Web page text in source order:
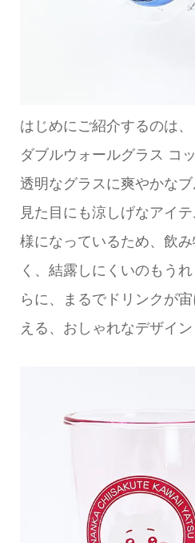
はじめにご紹介するのは
ダブルウォールグラス コ
透明なグラスに爽やかなブ
見た目にも涼しげなアイ
様になっているため、飲
く、結露しにくいのもう
らに、まるでドリンクが
える、おしゃれなデザイン